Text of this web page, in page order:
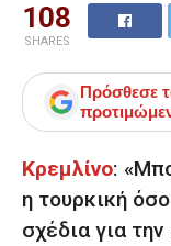
108
SHARES
Πρόσθεσε
Κρεμλίνο:
η τουρκική
σχέδια για